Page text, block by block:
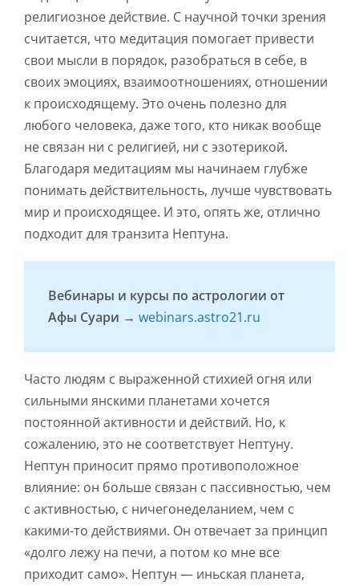
религиозное действие. С научной точки зрения
считается, что медитация помогает привести
свои мысли в порядок, разобраться в себе, в
своих эмоциях, взаимоотношениях, отношении
к происходящему. Это очень полезно для
любого человека, даже того, кто никак вообще
не связан ни с религией, ни с эзотерикой.
Благодаря медитациям мы начинаем глубже
понимать действительность, лучше чувствовать
мир и происходящее. И это, опять же, отлично
подходит для транзита Нептуна.
Вебинары и курсы по астрологии от
Афы Суари → webinars.astro21.ru
Часто людям с выраженной стихией огня или
сильными янскими планетами хочется
постоянной активности и действий. Но, к
сожалению, это не соответствует Нептуну.
Нептун приносит прямо противоположное
влияние: он больше связан с пассивностью, чем
с активностью, с ничегонеделанием, чем с
какими-то действиями. Он отвечает за принцип
«долго лежу на печи, а потом ко мне все
приходит само». Нептун — иньская планета,